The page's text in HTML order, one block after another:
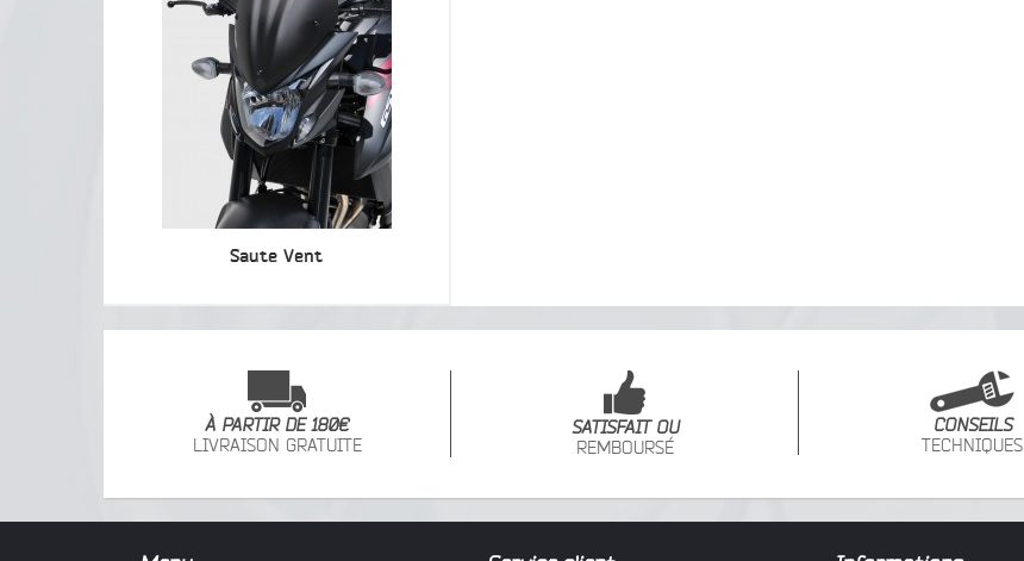
Saute Vent
À PARTIR DE 180€
LIVRAISON GRATUITE
SATISFAIT OU
REMBOURSÉ
CONSEILS
TECHNIQUES